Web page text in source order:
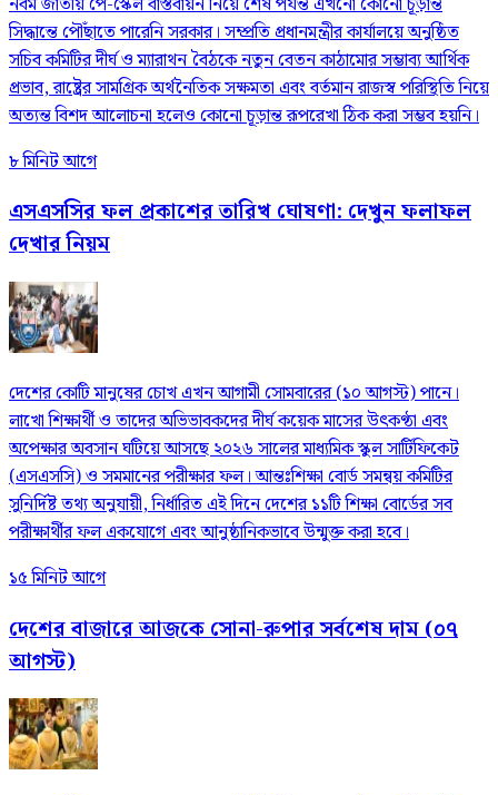
সিদ্ধান্তে পৌঁছাতে পারেনি সরকার। সম্প্রতি প্রধানমন্ত্রীর কার্যালয়ে অনুষ্ঠিত
সচিব কমিটির দীর্ঘ ও ম্যারাথন বৈঠকে নতুন বেতন কাঠামোর সম্ভাব্য আর্থিক
প্রভাব, রাষ্ট্রের সামগ্রিক অর্থনৈতিক সক্ষমতা এবং বর্তমান রাজস্ব পরিস্থিতি নিয়ে
অত্যন্ত বিশদ আলোচনা হলেও কোনো চূড়ান্ত রূপরেখা ঠিক করা সম্ভব হয়নি।
৮ মিনিট আগে
এসএসসির ফল প্রকাশের তারিখ ঘোষণা: দেখুন ফলাফল
দেখার নিয়ম
দেশের কোটি মানুষের চোখ এখন আগামী সোমবারের (১০ আগস্ট) পানে।
লাখো শিক্ষার্থী ও তাদের অভিভাবকদের দীর্ঘ কয়েক মাসের উৎকণ্ঠা এবং
অপেক্ষার অবসান ঘটিয়ে আসছে ২০২৬ সালের মাধ্যমিক স্কুল সার্টিফিকেট
(এসএসসি) ও সমমানের পরীক্ষার ফল। আন্তঃশিক্ষা বোর্ড সমন্বয় কমিটির
সুনির্দিষ্ট তথ্য অনুযায়ী, নির্ধারিত এই দিনে দেশের ১১টি শিক্ষা বোর্ডের সব
পরীক্ষার্থীর ফল একযোগে এবং আনুষ্ঠানিকভাবে উন্মুক্ত করা হবে।
১৫ মিনিট আগে
দেশের বাজারে আজকে সোনা-রুপার সর্বশেষ দাম (০৭
আগস্ট)